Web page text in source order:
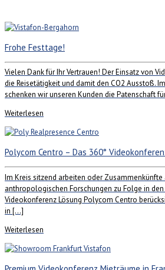
Frohe Festtage!
Vielen Dank für Ihr Vertrauen! Der Einsatz von
die Reisetätigkeit und damit den CO2 Ausstoß.
schenken wir unseren Kunden die Patenschaft
Weiterlesen
Polycom Centro – Das 360°
Im Kreis sitzend arbeiten oder
anthropologischen Forschungen zu Folge in
Videokonferenz Lösung Polycom Centro
in […]
Weiterlesen